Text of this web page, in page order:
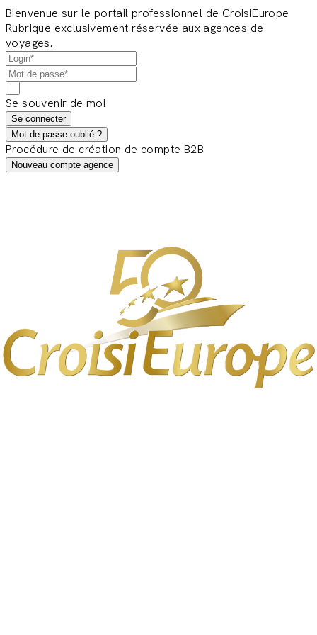
Bienvenue sur le portail professionnel de CroisiEurope
Rubrique exclusivement réservée aux agences de
voyages.
Se souvenir de moi
Se connecter
Mot de passe oublié ?
Procédure de création de compte B2B
Nouveau compte agence